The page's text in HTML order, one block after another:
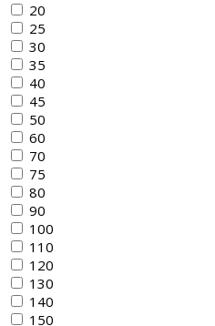
20
25
30
35
40
45
50
60
70
75
80
90
100
110
120
130
140
150